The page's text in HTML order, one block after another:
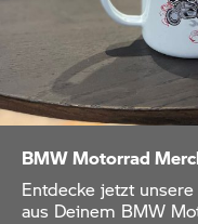
BMW Motorrad
Entdecke jetzt
aus Deinem BMW